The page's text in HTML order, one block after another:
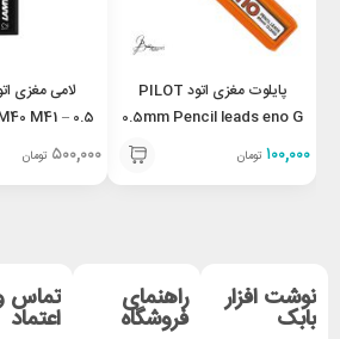
پایلوت مغزی اتود PILOT
0.5mm Pencil leads eno G
۱۰۰,۰۰۰ تومان
M41 – 0.5
۵۰۰,۰۰۰ تومان
نوشت افزار
بابک
راهنمای
فروشگاه
تماس
اعتماد